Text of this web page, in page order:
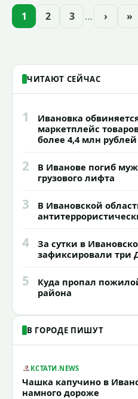
проекта
1 2 3 … › »
ЧИТАЮТ СЕЙЧАС
1
Ивановка
маркетплейс
более 4,4 млн рублей
2
В Иванове погиб
грузового лифта
3
В Ивановской
4
За сутки в
зафиксировали три
5
Куда пропал
района
В ГОРОДЕ ПИШУТ
КСТАТИ.NEWS
Чашка капучино в
намного дороже